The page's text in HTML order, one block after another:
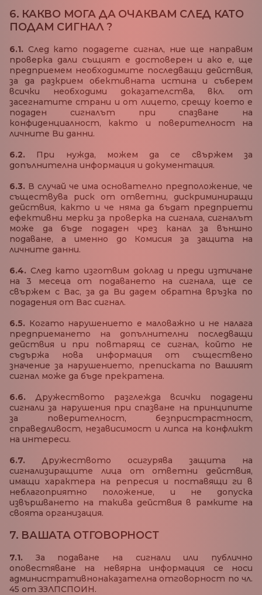
6. КАКВО МОГА ДА ОЧАКВАМ СЛЕД КАТО
ПОДАМ СИГНАЛ ?
6.1. След като подадете сигнал, ние ще направим
проверка дали същият е достоверен и ако е, ще
предприемем необходимите последващи действия,
за да разкрием обективната истина и съберем
всички необходими доказателства, вкл. от
засегнатите страни и от лицето, срещу което е
подаден сигналът при спазване на
конфиденциалност, както и поверителност на
личните Ви данни.
6.2. При нужда, можем да се свържем за
допълнителна информация и документация.
6.3. В случай че има основателно предположение, че
съществува риск от ответни, дискриминиращи
действия, както и че няма да бъдат предприети
ефективни мерки за проверка на сигнала, сигналът
може да бъде подаден чрез канал за външно
подаване, а именно до Комисия за защита на
личните данни.
6.4. След като изготвим доклад и преди изтичане
на 3 месеца от подаването на сигнала, ще се
свържем с Вас, за да Ви дадем обратна връзка по
подадения от Вас сигнал.
6.5. Когато нарушението е маловажно и не налага
предприемането на допълнителни последващи
действия и при повтарящ се сигнал, който не
съдържа нова информация от съществено
значение за нарушението, преписката по Вашият
сигнал може да бъде прекратена.
6.6. Дружеството разглежда всички подадени
сигнали за нарушения при спазване на принципите
за поверителност, безпристрастност,
справедливост, независимост и липса на конфликт
на интереси.
6.7. Дружеството осигурява защита на
сигнализиращите лица от ответни действия,
имащи характера на репресия и поставящи ги в
неблагоприятно положение, и не допуска
извършването на такива действия в рамките на
своята организация.
7. ВАШАТА ОТГОВОРНОСТ
7.1. За подаване на сигнали или публично
оповестяване на невярна информация се носи
административнонаказателна отговорност по чл.
45 от ЗЗЛПСПОИН.